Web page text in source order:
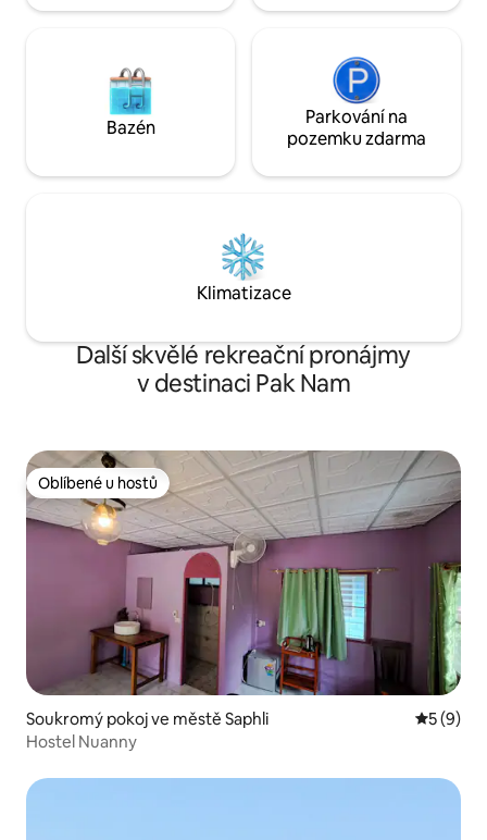
Kajaky k dispozici. Pokud si chcete hrát,
450 THB/7 dní 1 000 THB
Bazén
Parkování na
pozemku zdarma
Klimatizace
Další skvělé rekreační pronájmy
v destinaci Pak Nam
Oblíbené u hostů
Oblíbené u hostů
Soukromý pokoj ve městě Saphli
5 (9)
Hostel Nuanny